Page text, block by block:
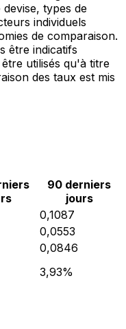
types de
individuels
de comparaison.
être indicatifs
utilisés qu'à titre
des taux est mis
90 derniers
jours
0,1087
0,0553
0,0846
3,93%